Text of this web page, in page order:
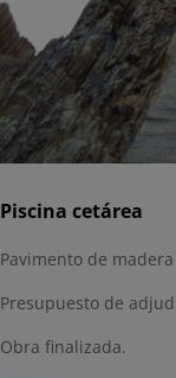
Piscina cetárea
Pavimento de
Presupuesto de
Obra finalizada.